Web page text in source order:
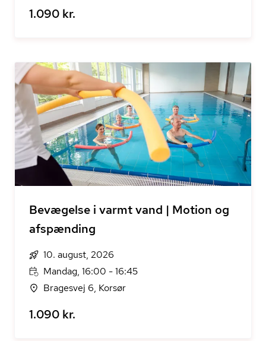
1.090 kr.
Bevægelse i varmt vand | Motion og
afspænding
10. august, 2026
Mandag, 16:00 - 16:45
Bragesvej 6, Korsør
1.090 kr.